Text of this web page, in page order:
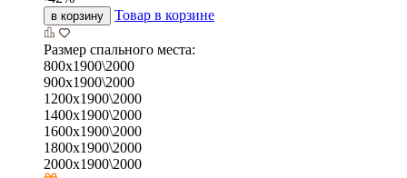
в корзину Товар в корзине
Размер спального места:
800х1900\2000
900х1900\2000
1200х1900\2000
1400х1900\2000
1600х1900\2000
1800х1900\2000
2000х1900\2000